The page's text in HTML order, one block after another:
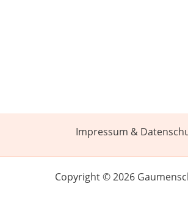
Impressum &
Copyright © 2026